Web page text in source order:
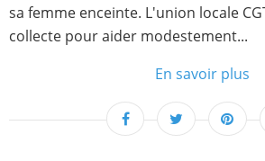
sa femme enceinte. L'union locale
collecte pour aider modestement...
En savoir plus